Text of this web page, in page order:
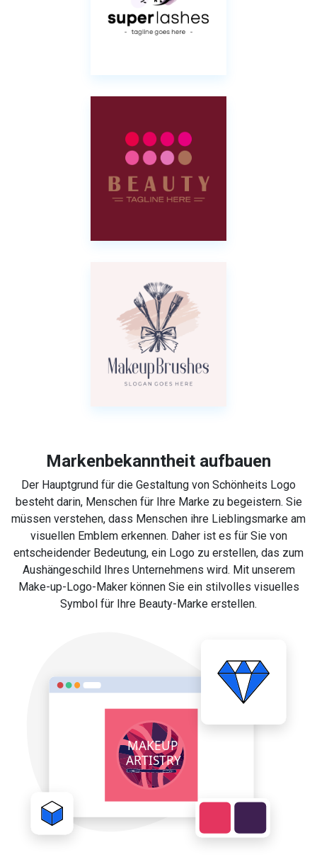
Markenbekanntheit aufbauen
Der Hauptgrund für die Gestaltung von Schönheits Logo
besteht darin, Menschen für Ihre Marke zu begeistern. Sie
müssen verstehen, dass Menschen ihre Lieblingsmarke am
visuellen Emblem erkennen. Daher ist es für Sie von
entscheidender Bedeutung, ein Logo zu erstellen, das zum
Aushängeschild Ihres Unternehmens wird. Mit unserem
Make-up-Logo-Maker können Sie ein stilvolles visuelles
Symbol für Ihre Beauty-Marke erstellen.